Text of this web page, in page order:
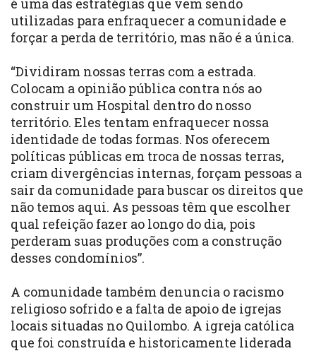
é uma das estratégias que vem sendo
utilizadas para enfraquecer a comunidade e
forçar a perda de território, mas não é a única.
“Dividiram nossas terras com a estrada.
Colocam a opinião pública contra nós ao
construir um Hospital dentro do nosso
território. Eles tentam enfraquecer nossa
identidade de todas formas. Nos oferecem
políticas públicas em troca de nossas terras,
criam divergências internas, forçam pessoas a
sair da comunidade para buscar os direitos que
não temos aqui. As pessoas têm que escolher
qual refeição fazer ao longo do dia, pois
perderam suas produções com a construção
desses condomínios”.
A comunidade também denuncia o racismo
religioso sofrido e a falta de apoio de igrejas
locais situadas no Quilombo. A igreja católica
que foi construída e historicamente liderada